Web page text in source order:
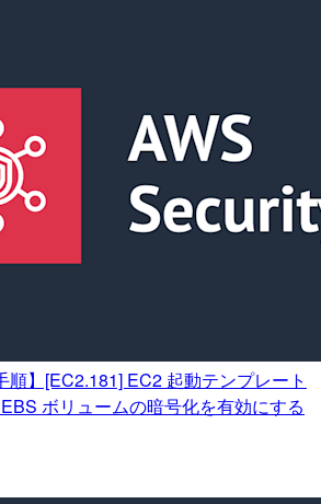
順】[EC2.181] EC2 起動テンプレート
ボリュームの暗号化を有効にする